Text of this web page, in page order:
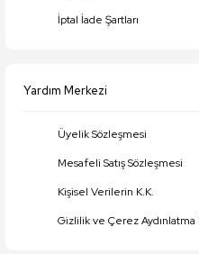
İptal İade Şartları
Yardım Merkezi
Üyelik Sözleşmesi
Mesafeli Satış Sözleşmesi
Kişisel Verilerin K.K.
Gizlilik ve Çerez